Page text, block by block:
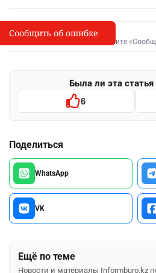
I
Сообщить об опечатке
Выделите фрагмент и нажмите
Была ли эта статья
6
Поделиться
WhatsApp
VK
Ещё по теме
Новости и материалы Informburo.kz
Сообщить об ошибке